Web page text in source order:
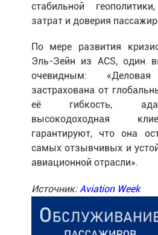
стабильной
затрат и доверия
По мере развития
Эль-Зейн из ACS, один
очевидным:
застрахована от
её гибкость,
высокодоходная
гарантируют, что она
самых отзывчивых и
авиационной отрасли».
Источник: Aviation Week